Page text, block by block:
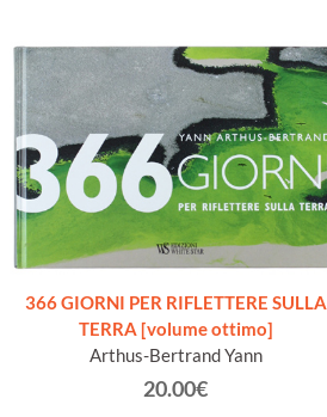
366 GIORNI PER RIFLETTERE SULLA
TERRA [volume ottimo]
Arthus-Bertrand Yann
20.00€